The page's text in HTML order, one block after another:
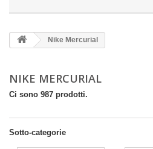
Nike Mercurial
NIKE MERCURIAL
Ci sono 987 prodotti.
Sotto-categorie